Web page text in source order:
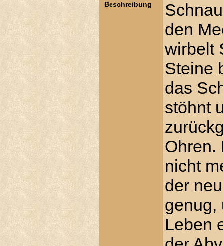
Beschreibung
den
wirbelt
Steine
das
stöhnt
Ohren.
nicht
der
genug,
Leben